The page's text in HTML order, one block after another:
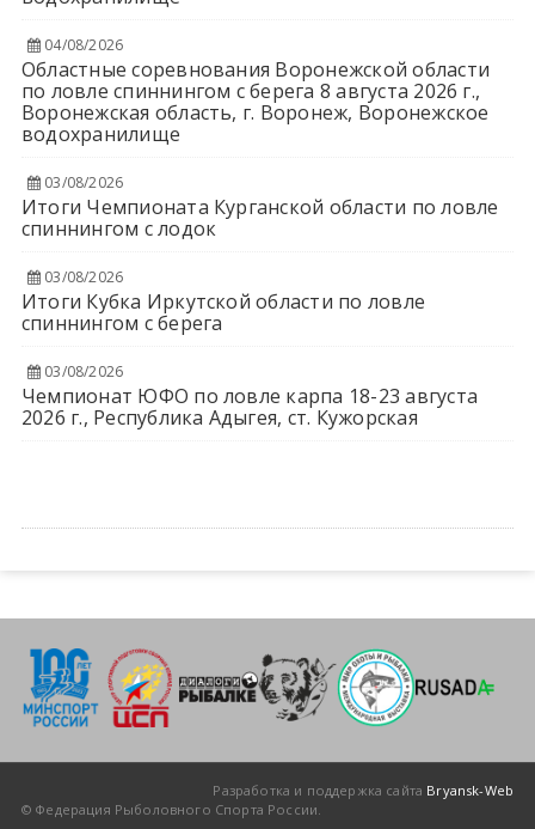
04/08/2026
Областные соревнования Воронежской области
по ловле спиннингом с берега 8 августа 2026 г.,
Воронежская область, г. Воронеж, Воронежское
водохранилище
03/08/2026
Итоги Чемпионата Курганской области по ловле
спиннингом с лодок
03/08/2026
Итоги Кубка Иркутской области по ловле
спиннингом с берега
03/08/2026
Чемпионат ЮФО по ловле карпа 18-23 августа
2026 г., Республика Адыгея, ст. Кужорская
Разработка и поддержка сайта Bryansk-Web
© Федерация Рыболовного Спорта России.